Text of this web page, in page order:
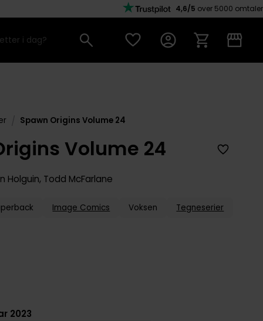
4,6/5 over 5000 omtaler
Spawn Origins Volume 24
Volume 24
Holguin, Todd McFarlane
Image Comics Voksen
Tegneserier
2023